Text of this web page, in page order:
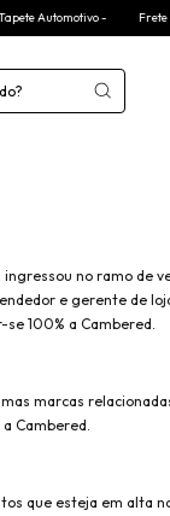
Automotivo - Frete
no ramo de
e gerente de
100% a Cambered.
marcas
Cambered.
que esteja em alta